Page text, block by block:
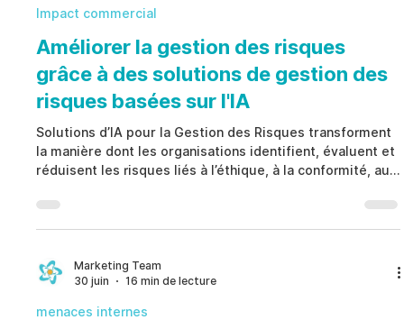
Impact commercial
Améliorer la gestion des risques
grâce à des solutions de gestion des
risques basées sur l'IA
Solutions d’IA pour la Gestion des Risques transforment
la manière dont les organisations identifient, évaluent et
réduisent les risques liés à l’éthique, à la conformité, aux
sur des processus réactifs, Solutions d’IA pour la
Gestion des Risques offrent une surveillance en temps
intelligente et des informations exploitables qui
renforcent la gouvernance, améliorent la conf
Marketing Team
30 juin
16 min de lecture
menaces internes